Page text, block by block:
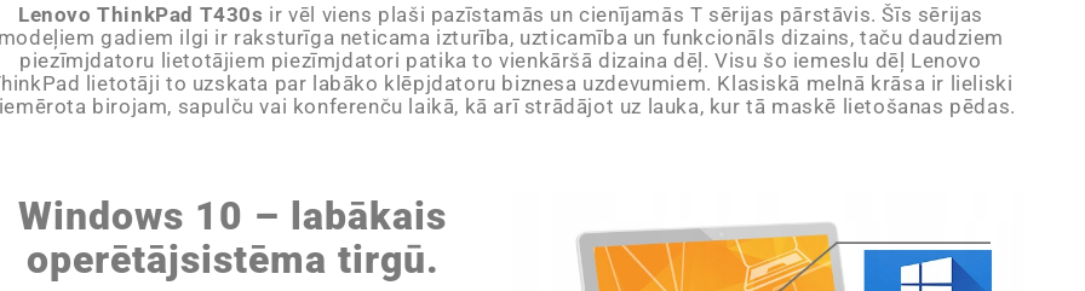
Lenovo ThinkPad T430s ir vēl viens plaši pazīstamās un cienījamās T sērijas pārstāvis. Šīs sērijas
gadiem ilgi ir raksturīga neticama izturība, uzticamība un funkcionāls dizains, taču daudziem
piezīmjdatoru lietotājiem piezīmjdatori patika to vienkāršā dizaina dēļ. Visu šo iemeslu dēļ Lenovo
lietotāji to uzskata par labāko klēpjdatoru biznesa uzdevumiem. Klasiskā melnā krāsa ir lieliski
birojam, sapulču vai konferenču laikā, kā arī strādājot uz lauka, kur tā maskē lietošanas pēdas.
Windows 10 – labākais
operētājsistēma tirgū.